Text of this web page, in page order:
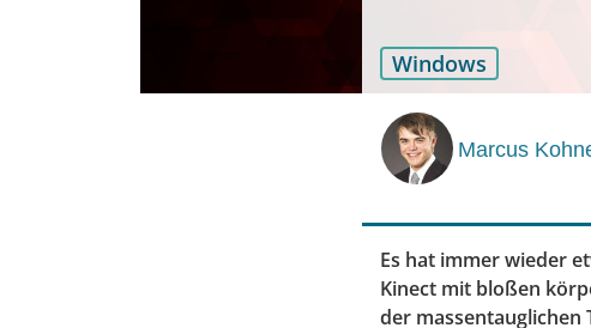
Windows
Marcus
Es hat immer wieder
Kinect mit bloßen
der massentauglichen